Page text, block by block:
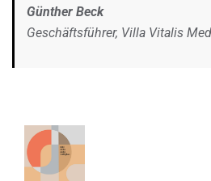
Günther Beck
Geschäftsführer, Villa Vitalis